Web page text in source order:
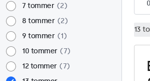
7 tommer
2
8 tommer
2
9 tommer
1
10 tommer
7
12 tommer
7
0
13